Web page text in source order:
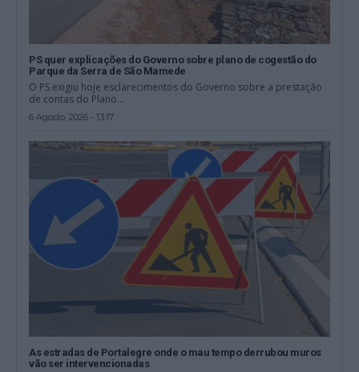
PS quer explicações do Governo sobre plano de cogestão do
Parque da Serra de São Mamede
O PS exigiu hoje esclarecimentos do Governo sobre a prestação
de contas do Plano...
6 Agosto, 2026 - 13:17
As estradas de Portalegre onde o mau tempo derrubou muros
vão ser intervencionadas